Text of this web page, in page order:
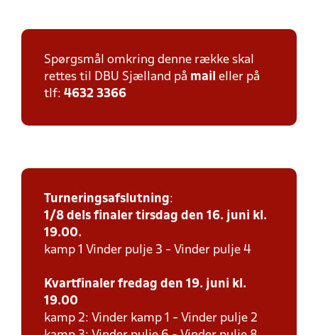
Spørgsmål omkring denne række skal
rettes til DBU Sjælland på mail eller på
tlf: 4632 3366
Turneringsafslutning:
1/8 dels finaler tirsdag den 16. juni kl.
19.00.
kamp 1 Vinder pulje 3 - Vinder pulje 4
Kvartfinaler fredag den 19. juni kl.
19.00
kamp 2: Vinder kamp 1 - Vinder pulje 2